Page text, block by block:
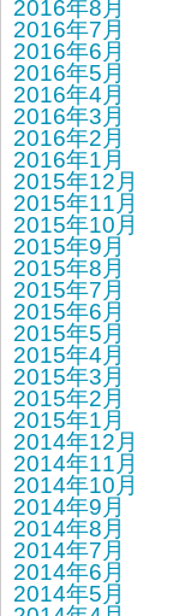
2016年8月
2016年7月
2016年6月
2016年5月
2016年4月
2016年3月
2016年2月
2016年1月
2015年12月
2015年11月
2015年10月
2015年9月
2015年8月
2015年7月
2015年6月
2015年5月
2015年4月
2015年3月
2015年2月
2015年1月
2014年12月
2014年11月
2014年10月
2014年9月
2014年8月
2014年7月
2014年6月
2014年5月